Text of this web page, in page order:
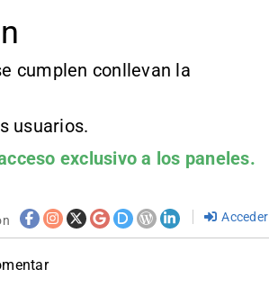
cumplen conllevan la
usuarios.
exclusivo a los paneles.
Acceder